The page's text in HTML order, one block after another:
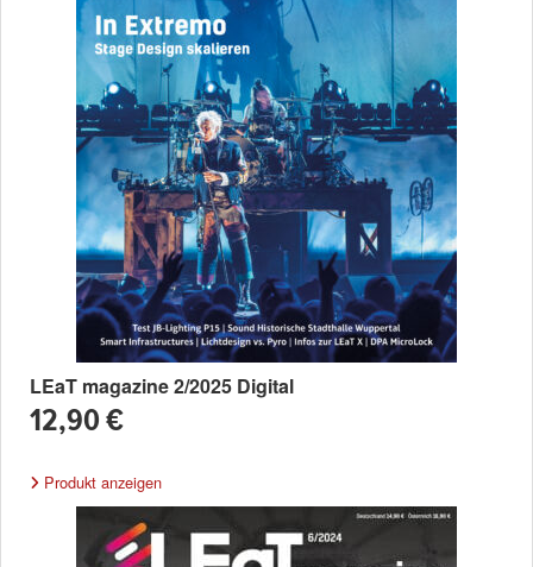
LEaT magazine 2/2025 Digital
12,90 €
Produkt anzeigen